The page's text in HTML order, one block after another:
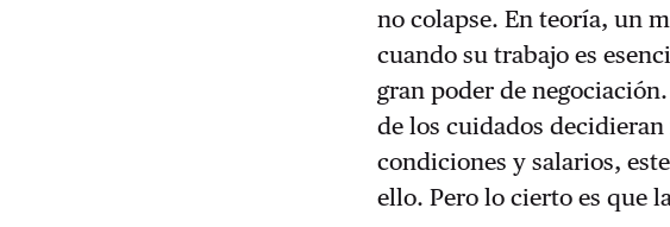
no colapse. En teoría, un
cuando su trabajo es
gran poder de
de los cuidados
condiciones y salarios,
ello. Pero lo cierto es que